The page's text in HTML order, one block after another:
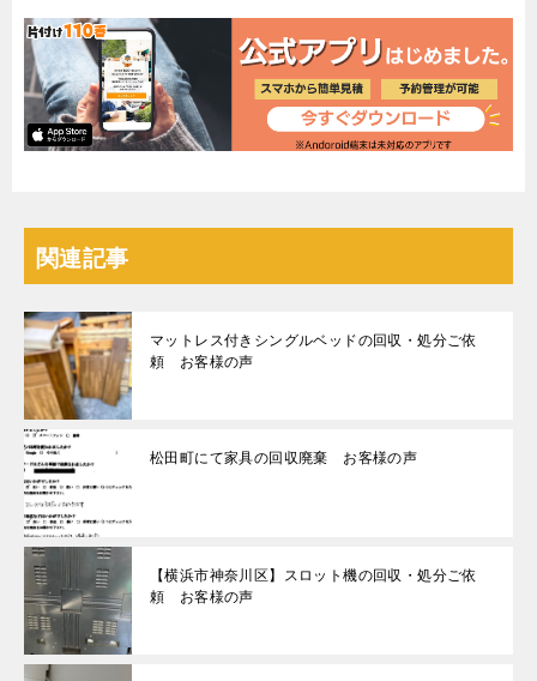
関連記事
マットレス付きシングルベッドの回収・処分ご依
頼 お客様の声
松田町にて家具の回収廃棄 お客様の声
【横浜市神奈川区】スロット機の回収・処分ご依
頼 お客様の声